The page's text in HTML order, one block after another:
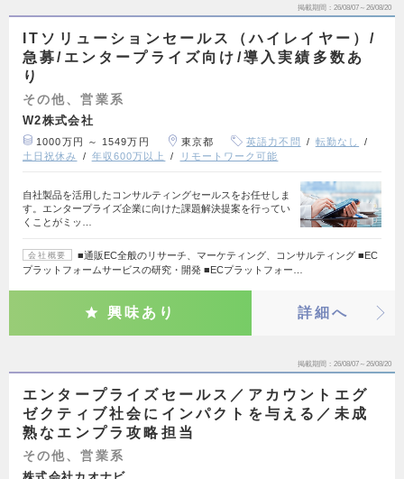
掲載期間 26/08/07～26/08/20
ITソリューションセールス（ハイレイヤー）/
急募/エンタープライズ向け/導入実績多数あ
り
その他、営業系
W2株式会社
1000万円 ～ 1549万円 東京都 英語力不問
転勤なし
土日祝休み
年収600万以上 リモートワーク可能
自社製品を活用したコンサルティングセールスをお任せしま
す。エンタープライズ企業に向けた課題解決提案を行ってい
くことがミッ…
会社概要
■通販EC全般のリサーチ、マーケティング、コンサルティング ■EC
プラットフォームサービスの研究・開発 ■ECプラットフォー…
興味あり 詳細へ
掲載期間 26/08/07～26/08/20
エンタープライズセールス／アカウントエグ
ゼクティブ社会にインパクトを与える／未成
熟なエンプラ攻略担当
その他、営業系